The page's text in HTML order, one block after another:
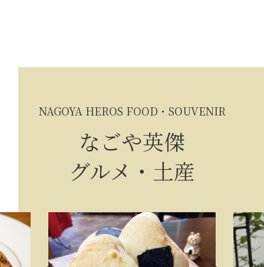
NAGOYA HEROS FOOD・SOUVENIR
なごや英傑
グルメ・土産